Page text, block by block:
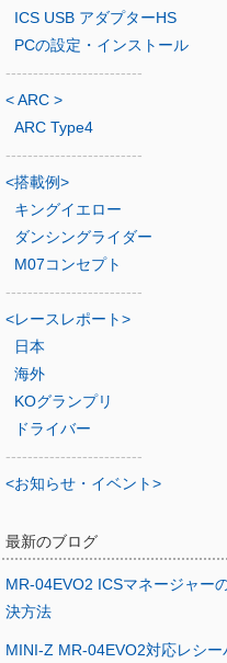
ICS USB アダプターHS
PCの設定・インストール
-------------------------
< ARC >
ARC Type4
-------------------------
<搭載例>
キングイエロー
ダンシングライダー
M07コンセプト
-------------------------
<レースレポート>
日本
海外
KOグランプリ
ドライバー
-------------------------
<お知らせ・イベント>
最新のブログ
MR-04EVO2 ICSマネージャー
決方法
MINI-Z MR-04EVO2対応レシ